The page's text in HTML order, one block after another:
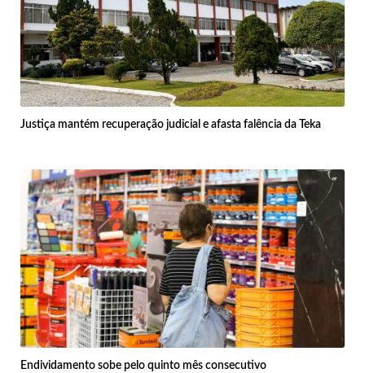
Justiça mantém recuperação judicial e afasta falência da Teka
Endividamento sobe pelo quinto mês consecutivo